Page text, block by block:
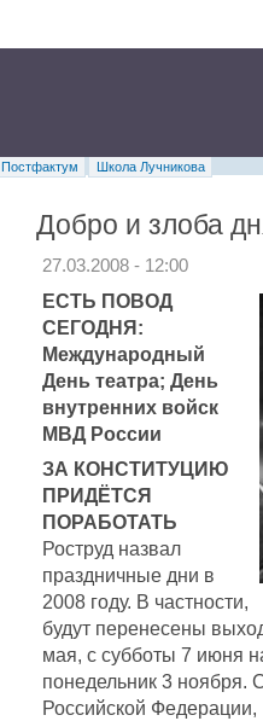
Постфактум
Школа Лучникова
Добро и злоба
27.03.2008 - 12:00
ЕСТЬ ПОВОД
СЕГОДНЯ:
Международный
День театра; День
внутренних войск
МВД России
ЗА КОНСТИТУЦИЮ
ПРИДЁТСЯ
ПОРАБОТАТЬ
Роструд назвал
праздничные дни в
2008 году. В частности,
будут перенесены
мая, с субботы 7 июня
понедельник 3 ноября.
Российской